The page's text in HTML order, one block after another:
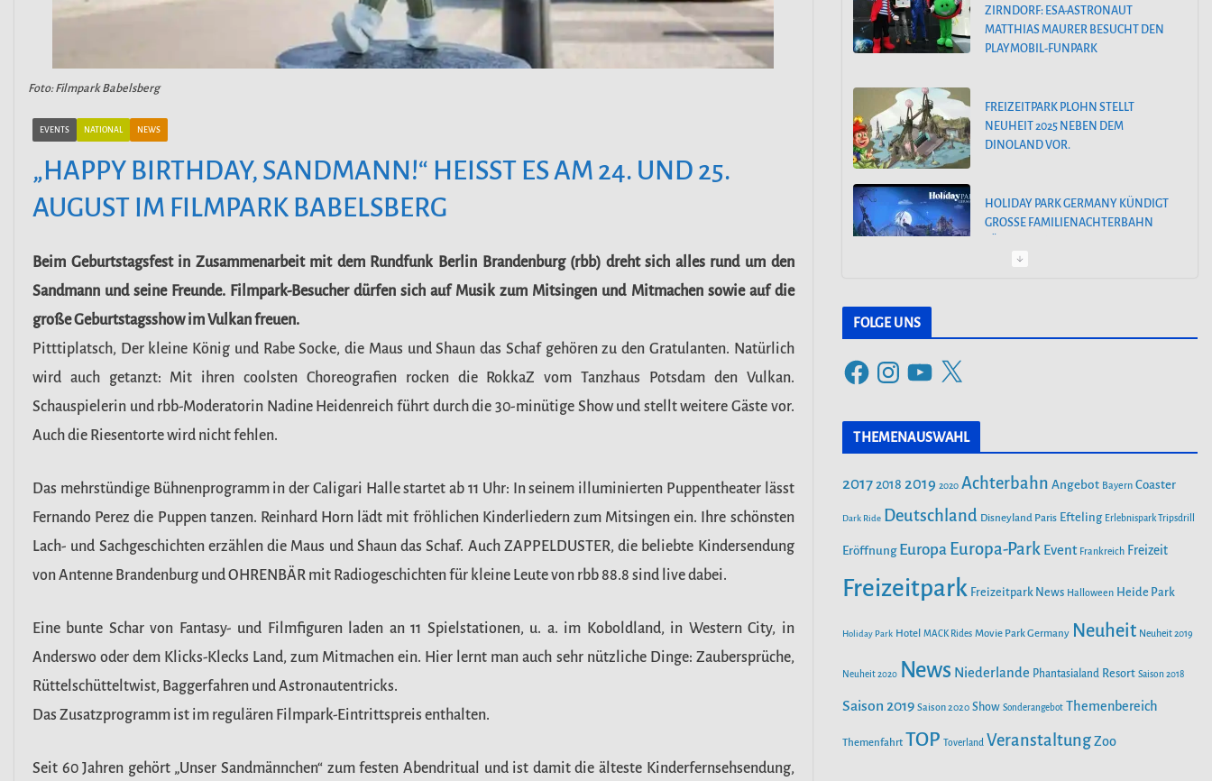
Foto: Filmpark Babelsberg
EVENTS NATIONAL NEWS
„HAPPY BIRTHDAY, SANDMANN!“ HEISST ES AM 24. UND 25.
AUGUST IM FILMPARK BABELSBERG
Beim Geburtstagsfest in Zusammenarbeit mit dem Rundfunk Berlin Brandenburg (rbb) dreht sich alles rund um den
Sandmann und seine Freunde. Filmpark-Besucher dürfen sich auf Musik zum Mitsingen und Mitmachen sowie auf die
große Geburtstagsshow im Vulkan freuen.
Pitttiplatsch, Der kleine König und Rabe Socke, die Maus und Shaun das Schaf gehören zu den Gratulanten. Natürlich
wird auch getanzt: Mit ihren coolsten Choreografien rocken die RokkaZ vom Tanzhaus Potsdam den Vulkan.
Schauspielerin und rbb-Moderatorin Nadine Heidenreich führt durch die 30-minütige Show und stellt weitere Gäste vor.
Auch die Riesentorte wird nicht fehlen.
Das mehrstündige Bühnenprogramm in der Caligari Halle startet ab 11 Uhr: In seinem illuminierten Puppentheater lässt
Fernando Perez die Puppen tanzen. Reinhard Horn lädt mit fröhlichen Kinderliedern zum Mitsingen ein. Ihre schönsten
Lach- und Sachgeschichten erzählen die Maus und Shaun das Schaf. Auch ZAPPELDUSTER, die beliebte Kindersendung
von Antenne Brandenburg und OHRENBÄR mit Radiogeschichten für kleine Leute von rbb 88.8 sind live dabei.
Eine bunte Schar von Fantasy- und Filmfiguren laden an 11 Spielstationen, u. a. im Koboldland, in Western City, in
Anderswo oder dem Klicks-Klecks Land, zum Mitmachen ein. Hier lernt man auch sehr nützliche Dinge: Zaubersprüche,
Rüttelschütteltwist, Baggerfahren und Astronautentricks.
Das Zusatzprogramm ist im regulären Filmpark-Eintrittspreis enthalten.
Seit 60 Jahren gehört „Unser Sandmännchen“ zum festen Abendritual und ist damit die älteste Kinderfernsehsendung,
ZIRNDORF: ESA-ASTRONAUT
MATTHIAS MAURER BESUCHT DEN
PLAYMOBIL-FUNPARK
FREIZEITPARK PLOHN STELLT
NEUHEIT 2025 NEBEN DEM
DINOLAND VOR.
HOLIDAY PARK GERMANY KÜNDIGT
GROSSE FAMILIENACHTERBAHN F
BEGRÜSST HAWAII
55 JAHRE FREIZEIT-LAND
UNVERGESSLICHE ERINNERUNGEN
ZIEHT INS RAVENSBURGER
FOLGE UNS
F
c
o
o
I
s
t
g
r
Y
u
T
b
e
X
THEMENAUSWAHL
2017 2018 2019 2020 Achterbahn Angebot Bayern Coaster
Dark Ride Deutschland Disneyland Paris Efteling Erlebnispark Tripsdrill
Eröffnung Europa Europa-Park Event Frankreich Freizeit
Freizeitpark Freizeitpark News Halloween Heide Park
Holiday Park Hotel MACK Rides Movie Park Germany Neuheit Neuheit 2019
Neuheit 2020 News Niederlande Phantasialand Resort Saison 2018
Saison 2019 Saison 2020 Show Sonderangebot Themenbereich
Themenfahrt TOP Toverland Veranstaltung Zoo